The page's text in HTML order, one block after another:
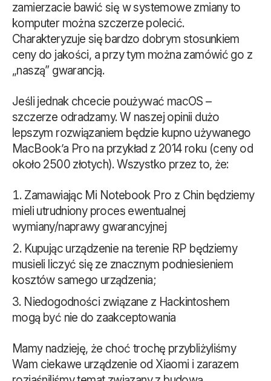
zamierzacie bawić się w systemowe zmiany to
komputer można szczerze polecić.
Charakteryzuje się bardzo dobrym stosunkiem
ceny do jakości, a przy tym można zamówić go z
„naszą” gwarancją.
Jeśli jednak chcecie poużywać macOS –
szczerze odradzamy. W naszej opinii dużo
lepszym rozwiązaniem będzie kupno używanego
MacBook’a Pro na przykład z 2014 roku (ceny od
około 2500 złotych). Wszystko przez to, że:
Zamawiając Mi Notebook Pro z Chin będziemy
mieli utrudniony proces ewentualnej
wymiany/naprawy gwarancyjnej
Kupując urządzenie na terenie RP będziemy
musieli liczyć się ze znacznym podniesieniem
kosztów samego urządzenia;
Niedogodności związane z Hackintoshem
mogą być nie do zaakceptowania
Mamy nadzieję, że choć trochę przybliżyliśmy
Wam ciekawe urządzenie od Xiaomi i zarazem